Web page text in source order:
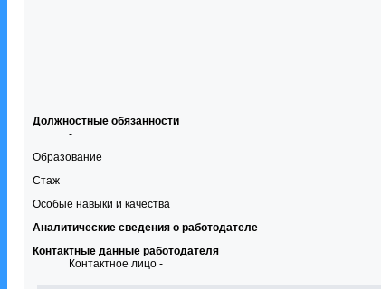
Должностные обязанности
-
Образование
Стаж
Особые навыки и качества
Аналитические сведения о работодателе
Контактные данные работодателя
Контактное лицо -